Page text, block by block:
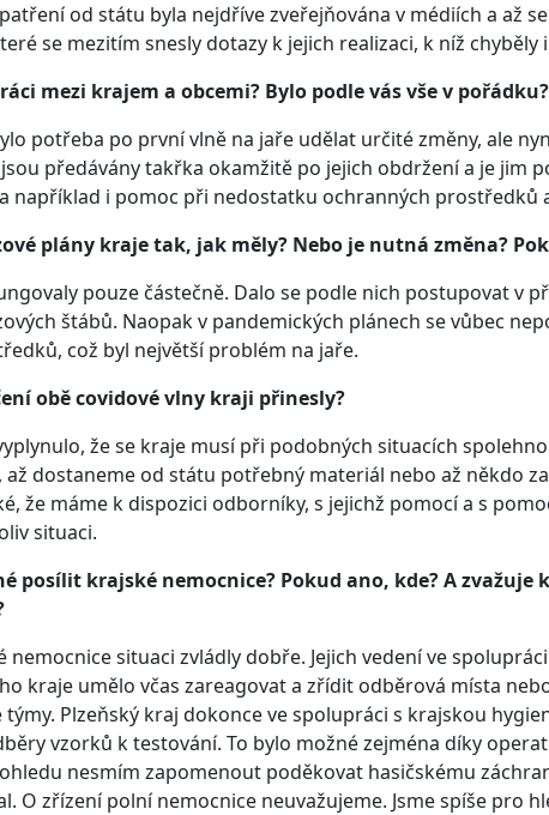
od státu byla nejdříve zveřejňována v médiích a až
se mezitím snesly dotazy k jejich realizaci, k níž chyběly
mezi krajem a obcemi? Bylo podle vás vše v pořádku?
potřeba po první vlně na jaře udělat určité změny, ale
předávány takřka okamžitě po jejich obdržení a je jim
například i pomoc při nedostatku ochranných prostředků
plány kraje tak, jak měly? Nebo je nutná změna?
pouze částečně. Dalo se podle nich postupovat v
štábů. Naopak v pandemických plánech se vůbec
což byl největší problém na jaře.
obě covidové vlny kraji přinesly?
že se kraje musí při podobných situacích
až dostaneme od státu potřebný materiál nebo až někdo
že máme k dispozici odborníky, s jejichž pomocí a s
situaci.
posílit krajské nemocnice? Pokud ano, kde? A zvažuje
nemocnice situaci zvládly dobře. Jejich vedení ve
kraje umělo včas zareagovat a zřídit odběrová místa
Plzeňský kraj dokonce ve spolupráci s krajskou
vzorků k testování. To bylo možné zejména díky
nesmím zapomenout poděkovat hasičskému
O zřízení polní nemocnice neuvažujeme. Jsme spíše pro